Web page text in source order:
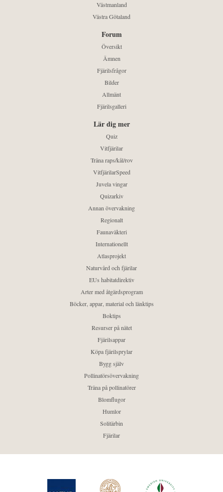
Västmanland
Västra Götaland
Forum
Översikt
Ämnen
Fjärilsfrågor
Bilder
Allmänt
Fjärilsgalleri
Lär dig mer
Quiz
Vitfjärilar
Träna raps/kål/rov
VitfjärilarSpeed
Juvela vingar
Quizarkiv
Annan övervakning
Regionalt
Faunaväkteri
Internationellt
Atlasprojekt
Naturvård och fjärilar
EUs habitatdirektiv
Arter med åtgärdsprogram
Böcker, appar, material och länktips
Boktips
Resurser på nätet
Fjärilsappar
Köpa fjärilsprylar
Bygg själv
Pollinatörsövervakning
Träna på pollinatörer
Blomflugor
Humlor
Solitärbin
Fjärilar